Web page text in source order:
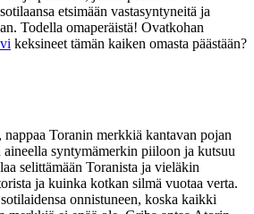
etsimään vastasyntyneitä ja
Todella omaperäistä! Ovatkohan
keksineet tämän kaiken omasta päästään?
Toranin merkkiä kantavan pojan
aineella syntymämerkin piiloon ja kutsuu
selittämään Toranista ja vieläkin
ja kuinka kotkan silmä vuotaa verta.
onnistuneen, koska kaikki